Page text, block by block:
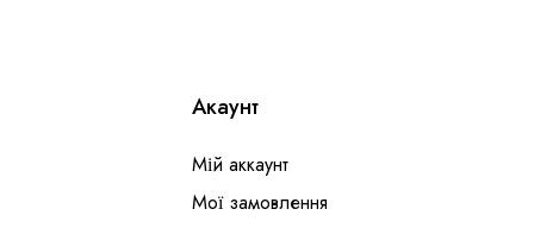
Акаунт
Мій аккаунт
Мої замовлення